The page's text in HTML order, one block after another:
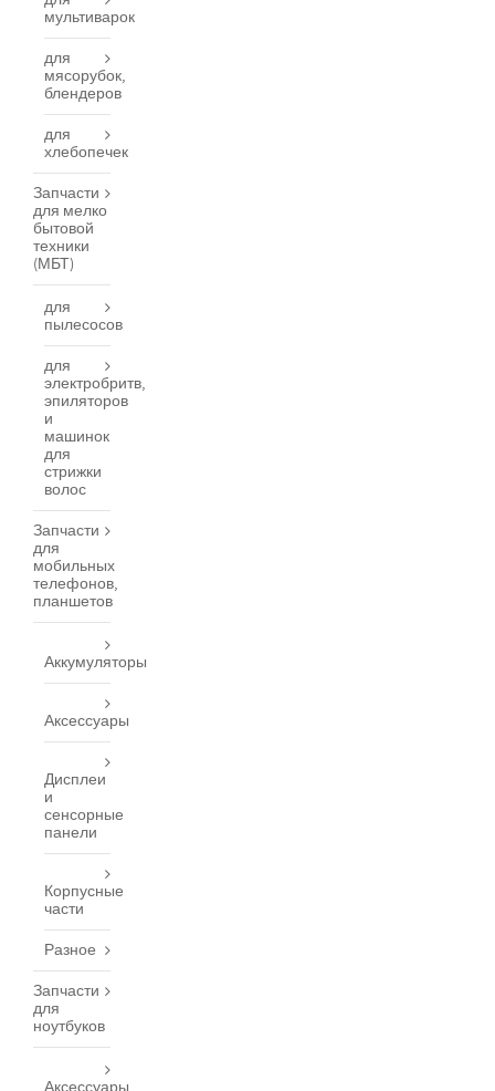
мультиварок
для
мясорубок,
блендеров
для
хлебопечек
Запчасти
для мелко
бытовой
техники
(МБТ)
для
пылесосов
для
электробритв,
эпиляторов
и
машинок
для
стрижки
волос
Запчасти
для
мобильных
телефонов,
планшетов
Аккумуляторы
Аксессуары
Дисплеи
и
сенсорные
панели
Корпусные
части
Разное
Запчасти
для
ноутбуков